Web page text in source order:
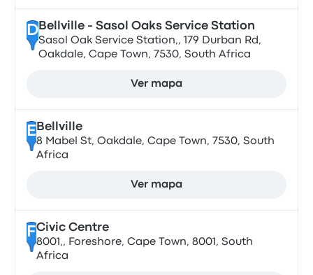
DBellville - Sasol Oaks Service Station
Sasol Oak Service Station,, 179 Durban Rd,
Oakdale, Cape Town, 7530, South Africa
Ver mapa
E Bellville
8 Mabel St, Oakdale, Cape Town, 7530, South
Africa
Ver mapa
FCivic Centre
8001,, Foreshore, Cape Town, 8001, South
Africa